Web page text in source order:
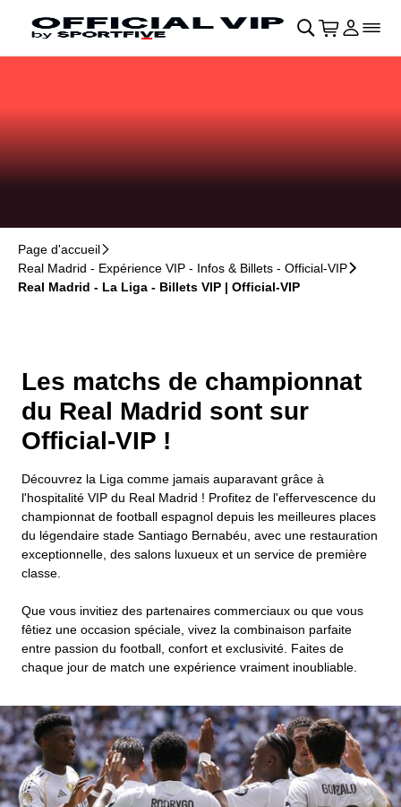
Retour au menu principal􀄫
􀊫 Cart
􀍩 Se
􀉩􀌇
Page d'accueil􀆊
Real Madrid - Expérience VIP - Infos & Billets - Official-VIP􀆊
Real Madrid - La Liga - Billets VIP | Official-VIP
Les matchs de championnat
du Real Madrid sont sur
Official-VIP !
Découvrez la Liga comme jamais auparavant grâce à
l'hospitalité VIP du Real Madrid ! Profitez de l'effervescence du
championnat de football espagnol depuis les meilleures places
du légendaire stade Santiago Bernabéu, avec une restauration
exceptionnelle, des salons luxueux et un service de première
classe.
Que vous invitiez des partenaires commerciaux ou que vous
fêtiez une occasion spéciale, vivez la combinaison parfaite
entre passion du football, confort et exclusivité. Faites de
chaque jour de match une expérience vraiment inoubliable.